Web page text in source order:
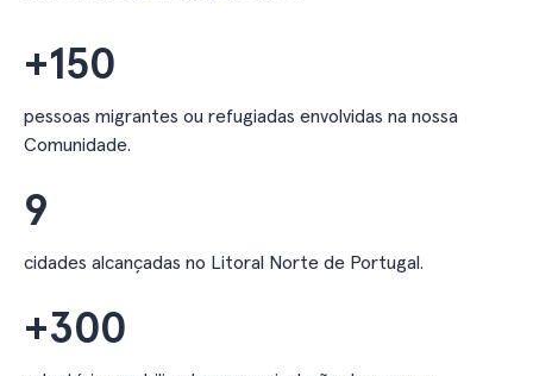
+150
pessoas migrantes ou refugiadas envolvidas na nossa
Comunidade.
9
cidades alcançadas no Litoral Norte de Portugal.
+300